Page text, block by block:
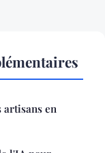
artisans en